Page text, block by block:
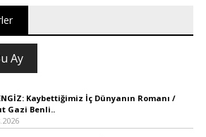
Ay
Kaybettiğimiz İç Dünyanın Romanı /
Gazi Benli..